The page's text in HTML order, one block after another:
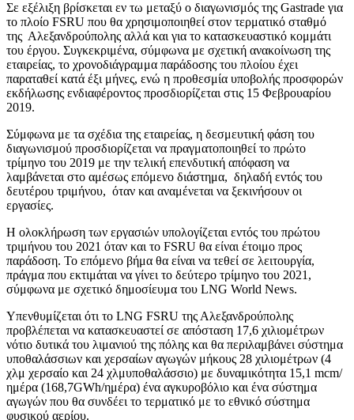
Σε εξέλιξη βρίσκεται εν τω μεταξύ ο διαγωνισμός της Gastrade για
το πλοίο FSRU που θα χρησιμοποιηθεί στον τερματικό σταθμό
της Αλεξανδρούπολης αλλά και για το κατασκευαστικό κομμάτι
του έργου. Συγκεκριμένα, σύμφωνα με σχετική ανακοίνωση της
εταιρείας, το χρονοδιάγραμμα παράδοσης του πλοίου έχει
παραταθεί κατά έξι μήνες, ενώ η προθεσμία υποβολής προσφορών
εκδήλωσης ενδιαφέροντος προσδιορίζεται στις 15 Φεβρουαρίου
2019.
Σύμφωνα με τα σχέδια της εταιρείας, η δεσμευτική φάση του
διαγωνισμού προσδιορίζεται να πραγματοποιηθεί το πρώτο
τρίμηνο του 2019 με την τελική επενδυτική απόφαση να
λαμβάνεται στο αμέσως επόμενο διάστημα, δηλαδή εντός του
δευτέρου τριμήνου, όταν και αναμένεται να ξεκινήσουν οι
εργασίες.
Η ολοκλήρωση των εργασιών υπολογίζεται εντός του πρώτου
τριμήνου του 2021 όταν και το FSRU θα είναι έτοιμο προς
παράδοση. Το επόμενο βήμα θα είναι να τεθεί σε λειτουργία,
πράγμα που εκτιμάται να γίνει το δεύτερο τρίμηνο του 2021,
σύμφωνα με σχετικό δημοσίευμα του LNG World News.
Υπενθυμίζεται ότι το LNG FSRU της Αλεξανδρούπολης
προβλέπεται να κατασκευαστεί σε απόσταση 17,6 χιλιομέτρων
νότιο δυτικά του λιμανιού της πόλης και θα περιλαμβάνει σύστημα
υποθαλάσσιων και χερσαίων αγωγών μήκους 28 χιλιομέτρων (4
χλμ χερσαίο και 24 χλμυποθαλάσσιο) με δυναμικότητα 15,1 mcm/
ημέρα (168,7GWh/ημέρα) ένα αγκυροβόλιο και ένα σύστημα
αγωγών που θα συνδέει το τερματικό με το εθνικό σύστημα
φυσικού αερίου.